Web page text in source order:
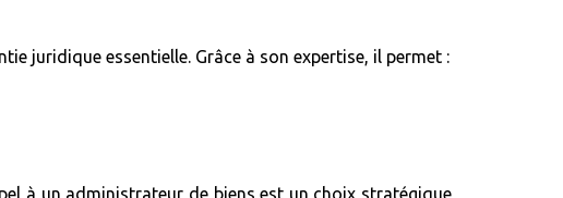
juridique essentielle. Grâce à son expertise, il permet :
à un administrateur de biens est un choix stratégique